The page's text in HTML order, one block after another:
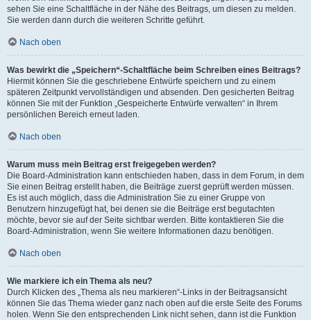
sehen Sie eine Schaltfläche in der Nähe des Beitrags, um diesen zu melden.
Sie werden dann durch die weiteren Schritte geführt.
Nach oben
Was bewirkt die „Speichern“-Schaltfläche beim Schreiben eines Beitrags?
Hiermit können Sie die geschriebene Entwürfe speichern und zu einem
späteren Zeitpunkt vervollständigen und absenden. Den gesicherten Beitrag
können Sie mit der Funktion „Gespeicherte Entwürfe verwalten“ in Ihrem
persönlichen Bereich erneut laden.
Nach oben
Warum muss mein Beitrag erst freigegeben werden?
Die Board-Administration kann entschieden haben, dass in dem Forum, in dem
Sie einen Beitrag erstellt haben, die Beiträge zuerst geprüft werden müssen.
Es ist auch möglich, dass die Administration Sie zu einer Gruppe von
Benutzern hinzugefügt hat, bei denen sie die Beiträge erst begutachten
möchte, bevor sie auf der Seite sichtbar werden. Bitte kontaktieren Sie die
Board-Administration, wenn Sie weitere Informationen dazu benötigen.
Nach oben
Wie markiere ich ein Thema als neu?
Durch Klicken des „Thema als neu markieren“-Links in der Beitragsansicht
können Sie das Thema wieder ganz nach oben auf die erste Seite des Forums
holen. Wenn Sie den entsprechenden Link nicht sehen, dann ist die Funktion